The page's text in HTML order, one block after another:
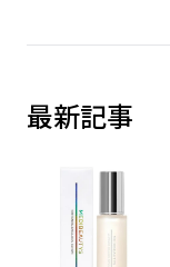
最新記事